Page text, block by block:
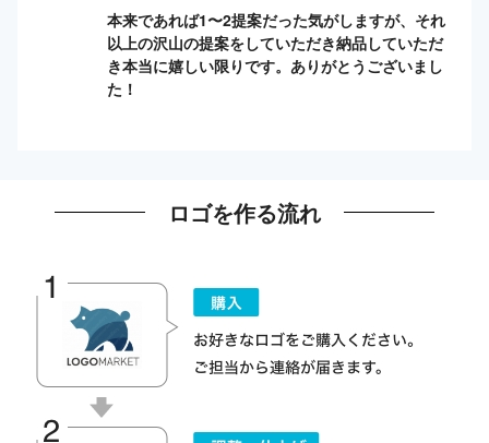
本来であれば1〜2提案だった気がしますが、それ
以上の沢山の提案をしていただき納品していただ
き本当に嬉しい限りです。ありがとうございまし
た！
ロゴを作る流れ